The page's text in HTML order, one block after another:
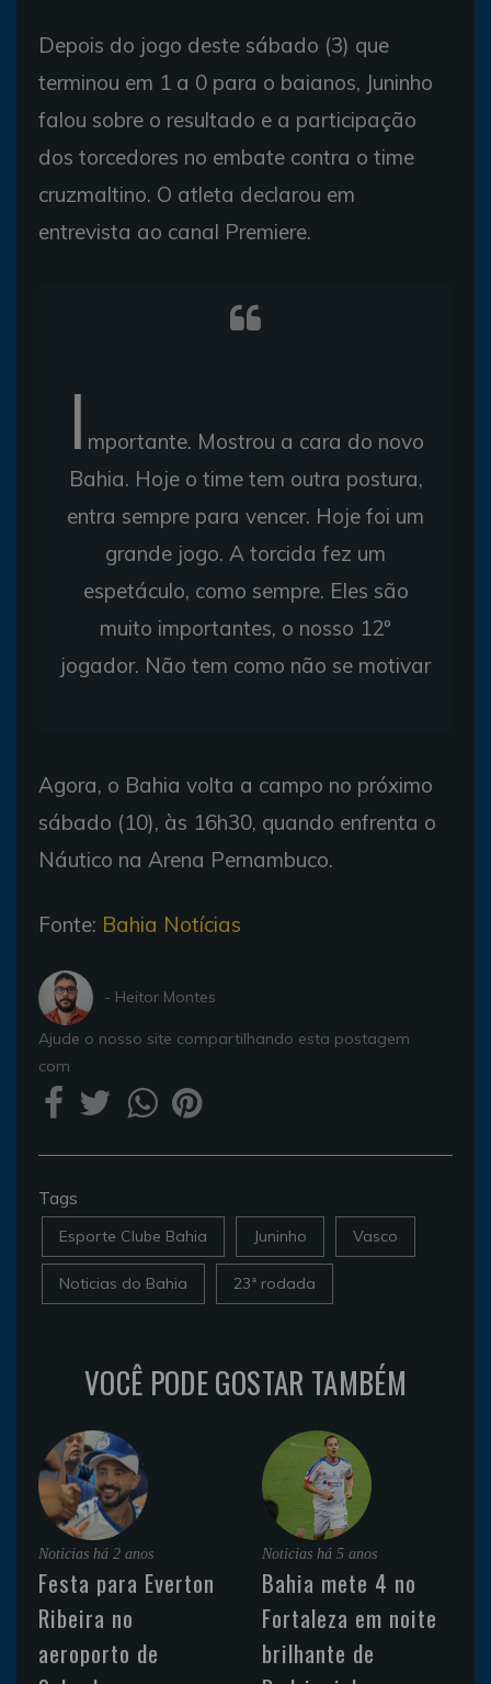
Depois do jogo deste sábado (3) que
terminou em 1 a 0 para o baianos, Juninho
falou sobre o resultado e a participação
dos torcedores no embate contra o time
cruzmaltino. O atleta declarou em
entrevista ao canal Premiere.
I mportante. Mostrou a cara do novo
Bahia. Hoje o time tem outra postura,
entra sempre para vencer. Hoje foi um
grande jogo. A torcida fez um
espetáculo, como sempre. Eles são
muito importantes, o nosso 12º
jogador. Não tem como não se motivar
Agora, o Bahia volta a campo no próximo
sábado (10), às 16h30, quando enfrenta o
Náutico na Arena Pernambuco.
Fonte: Bahia Notícias
- Heitor Montes
Ajude o nosso site compartilhando esta postagem
com
Tags
Esporte Clube Bahia Juninho Vasco
Noticias do Bahia 23ª rodada
VOCÊ PODE GOSTAR TAMBÉM
Noticias há 2 anos
Festa para Everton
Ribeira no
aeroporto de
Noticias há 5 anos
Bahia mete 4 no
Fortaleza em noite
brilhante de